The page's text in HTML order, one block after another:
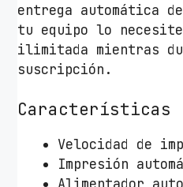
entrega automática
tu equipo lo
ilimitada mientras
suscripción.
Características
Velocidad de
Impresión